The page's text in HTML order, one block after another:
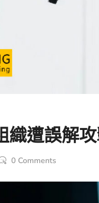
織遭誤解
0 Comments